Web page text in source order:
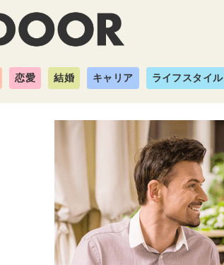
恋愛 結婚 キャリア ライフスタイル